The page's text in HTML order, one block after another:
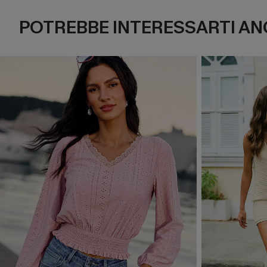
POTREBBE INTERESSARTI